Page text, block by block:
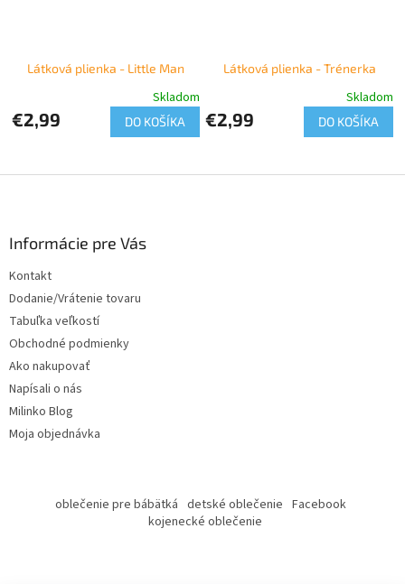
Látková plienka - Little Man
Skladom
€2,99 DO KOŠÍKA
Látková plienka - Trénerka
Skladom
€2,99 DO KOŠÍKA
Informácie pre Vás
Kontakt
Dodanie/Vrátenie tovaru
Tabuľka veľkostí
Obchodné podmienky
Ako nakupovať
Napísali o nás
Milinko Blog
Moja objednávka
oblečenie pre bábätká detské oblečenie Facebook
kojenecké oblečenie